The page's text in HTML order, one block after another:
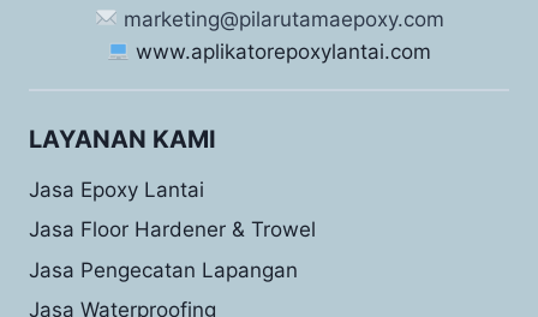
marketing@pilarutamaepoxy.com
www.aplikatorepoxylantai.com
LAYANAN KAMI
Jasa Epoxy Lantai
Jasa Floor Hardener & Trowel
Jasa Pengecatan Lapangan
Jasa Waterproofing